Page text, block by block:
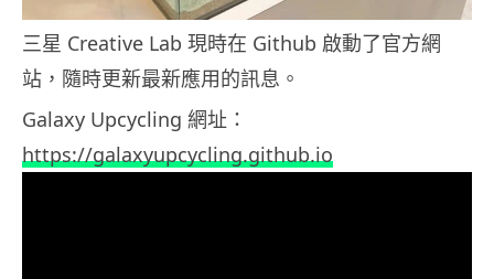
三星 Creative Lab 現時在 Github 啟動了官方網
站，隨時更新最新應用的訊息。
Galaxy Upcycling 網址：
https://galaxyupcycling.github.io